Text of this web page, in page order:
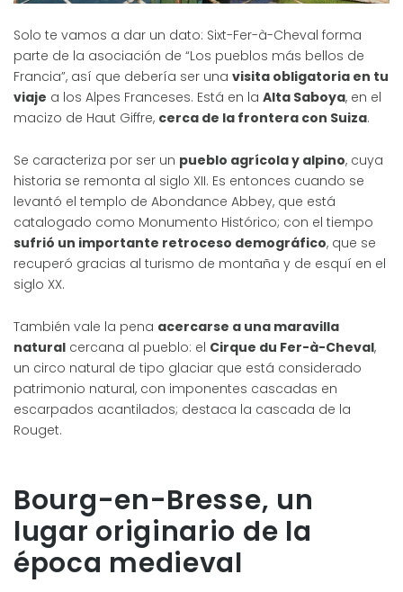
Solo te vamos a dar un dato: Sixt-Fer-à-Cheval forma
parte de la asociación de “Los pueblos más bellos de
Francia”, así que debería ser una visita obligatoria en tu
viaje a los Alpes Franceses. Está en la Alta Saboya, en el
macizo de Haut Giffre, cerca de la frontera con Suiza.
Se caracteriza por ser un pueblo agrícola y alpino, cuya
historia se remonta al siglo XII. Es entonces cuando se
levantó el templo de Abondance Abbey, que está
catalogado como Monumento Histórico; con el tiempo
sufrió un importante retroceso demográfico, que se
recuperó gracias al turismo de montaña y de esquí en el
siglo XX.
También vale la pena acercarse a una maravilla
natural cercana al pueblo: el Cirque du Fer-à-Cheval,
un circo natural de tipo glaciar que está considerado
patrimonio natural, con imponentes cascadas en
escarpados acantilados; destaca la cascada de la
Rouget.
Bourg-en-Bresse, un
lugar originario de la
época medieval